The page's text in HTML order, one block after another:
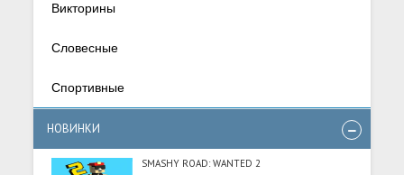
Викторины
Словесные
Спортивные
НОВИНКИ
SMASHY ROAD: WANTED 2